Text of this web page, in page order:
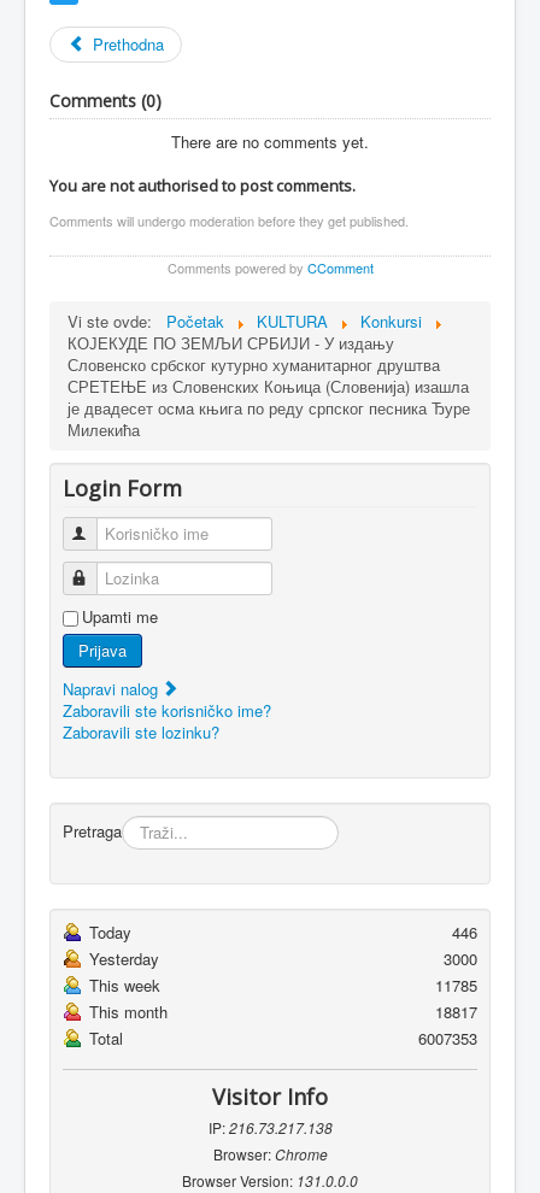
Prethodna
Comments (0)
There are no comments yet.
You are not authorised to post comments.
Comments will undergo moderation before they get published.
Comments powered by CComment
Vi ste ovde: Početak KULTURA
Konkursi
КОЈЕКУДЕ ПО ЗЕМЉИ СРБИЈИ - У издању
Словенско србског кутурно хуманитарног друштва
СРЕТЕЊЕ из Словенских Коњица (Словенија) изашла
је двадесет осма књига по реду српског песника Ђуре
Милекића
Login Form
Korisničko ime
Lozinka
Upamti me
Prijava
Napravi nalog
Zaboravili ste korisničko ime?
Zaboravili ste lozinku?
Pretraga
Today
446
Yesterday
3000
This week
11785
This month
18817
Total
6007353
Visitor Info
IP:216.73.217.138
Browser:Chrome
Browser Version: 131.0.0.0